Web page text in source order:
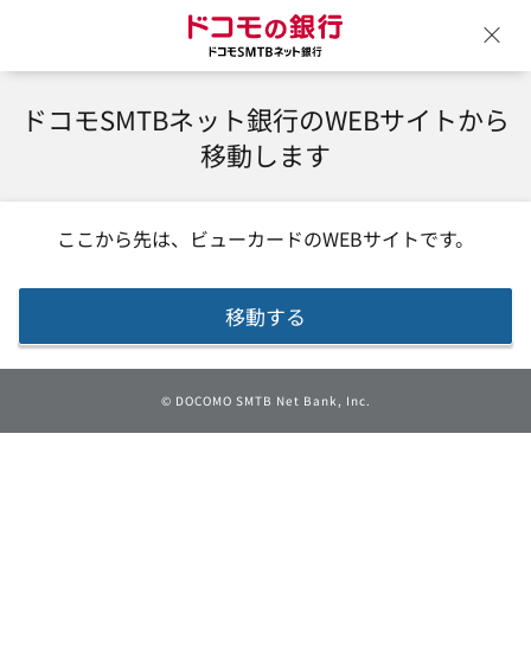
ドコモSMTBネット銀行のWEBサイトから
移動します
ここから先は、 ビューカードのWEBサイトです。
移動する
© DOCOMO SMTB Net Bank, Inc.